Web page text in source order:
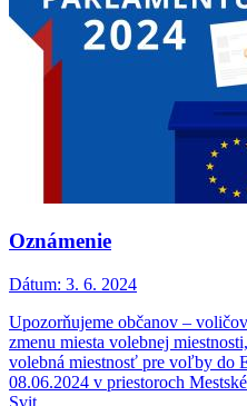
Oznámenie
Dátum: 3. 6. 2024
Upozorňujeme občanov –
zmenu miesta volebnej
volebná miestnosť pre voľby do
08.06.2024 v priestoroch
Svit.